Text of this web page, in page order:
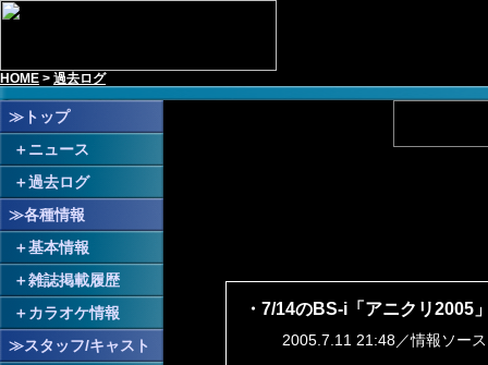
HOME > 過去ログ
≫トップ
＋ニュース
＋過去ログ
≫各種情報
＋基本情報
＋雑誌掲載履歴
＋カラオケ情報
≫スタッフ/キャスト
;
・7/14のBS-i「アニクリ2005
2005.7.11 21:48／情報ソー